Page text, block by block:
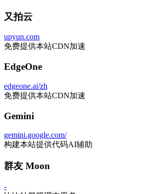
又拍云
upyun.com
免费提供本站CDN加速
EdgeOne
edgeone.ai/zh
免费提供本站CDN加速
Gemini
gemini.google.com/
构建本站提供代码AI辅助
群友 Moon
-